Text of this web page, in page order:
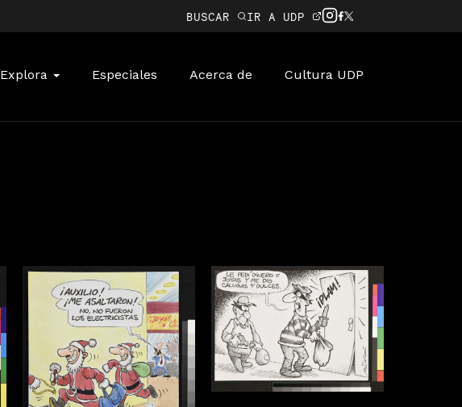
BUSCAR IR A UDP
Explora Especiales Acerca de Cultura UDP